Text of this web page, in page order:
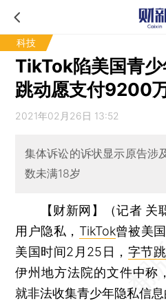
科技
TikTok陷美国青
跳动愿支付9200
2021年02月26日 13:52
集体诉讼的诉状显示原告涉
数未满18岁
【财新网】（记者 关
用户隐私， TikTok曾被美
美国时间2月25日， 字节
伊州地方法院的文件中称
就非法收集青少年隐私信息